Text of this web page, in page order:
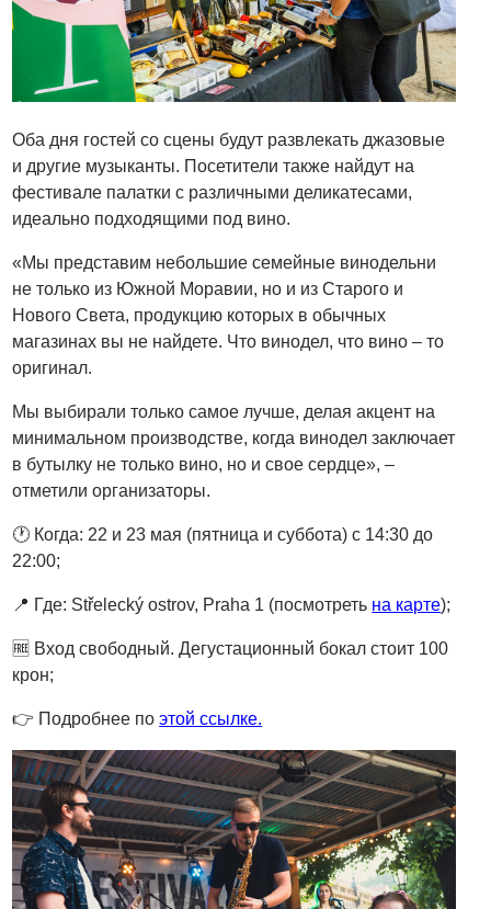
Оба дня гостей со сцены будут развлекать джазовые
и другие музыканты. Посетители также найдут на
фестивале палатки с различными деликатесами,
идеально подходящими под вино.
«Мы представим небольшие семейные винодельни
не только из Южной Моравии, но и из Старого и
Нового Света, продукцию которых в обычных
магазинах вы не найдете. Что винодел, что вино – то
оригинал.
Мы выбирали только самое лучше, делая акцент на
минимальном производстве, когда винодел заключает
в бутылку не только вино, но и свое сердце», –
отметили организаторы.
🕐 Когда: 22 и 23 мая (пятница и суббота) с 14:30 до
22:00;
📍 Где: Střelecký ostrov, Praha 1 (посмотреть на карте);
🆓 Вход свободный. Дегустационный бокал стоит 100
крон;
👉 Подробнее поэтой ссылке.